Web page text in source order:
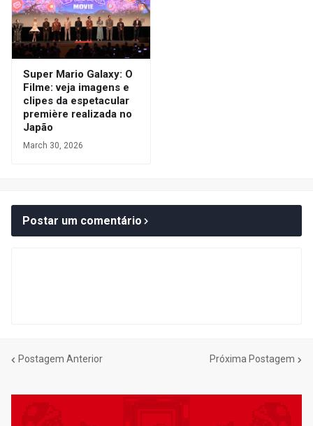
Super Mario Galaxy: O
Filme: veja imagens e
clipes da espetacular
première realizada no
Japão
March 30, 2026
Postar um comentário
Postagem Anterior Próxima Postagem